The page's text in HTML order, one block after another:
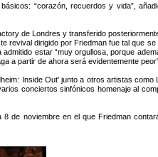
“corazón, recuerdos y vida”,
de Londres y transferido
revival dirigido por Friedman fue tal que
estar “muy orgullosa, porque
a partir de ahora será evidentemente
Inside Out’ junto a otros artistas como
conciertos sinfónicos homenaje al
de noviembre en el que Friedman